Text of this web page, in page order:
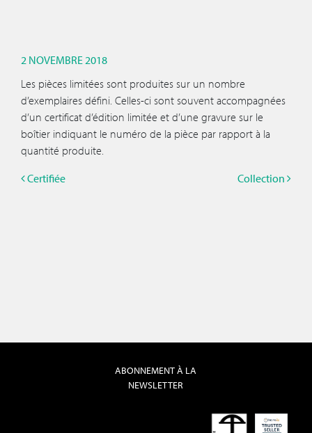
2 NOVEMBRE 2018
Les pièces limitées sont produites sur un nombre
d’exemplaires défini. Celles-ci sont souvent accompagnées
d’un certificat d’édition limitée et d’une gravure sur le
boîtier indiquant le numéro de la pièce par rapport à la
quantité produite.
Certifiée
Collection
ABONNEMENT À LA
NEWSLETTER